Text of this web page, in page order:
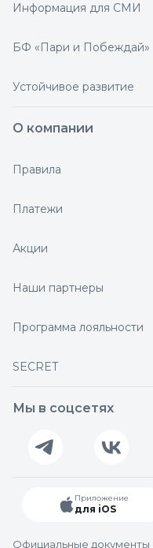
Информация для СМИ
БФ «Пари и Побеждай»
Устойчивое развитие
О компании
Правила
Платежи
Акции
Наши партнеры
Программа лояльности
SECRET
Мы в соцсетях
Приложение
для iOS
Официальные документы